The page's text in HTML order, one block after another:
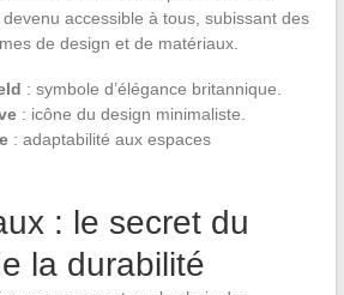
accessible à tous, subissant des
de design et de matériaux.
: symbole d’élégance britannique.
: icône du design minimaliste.
: adaptabilité aux espaces
: le secret du
la durabilité